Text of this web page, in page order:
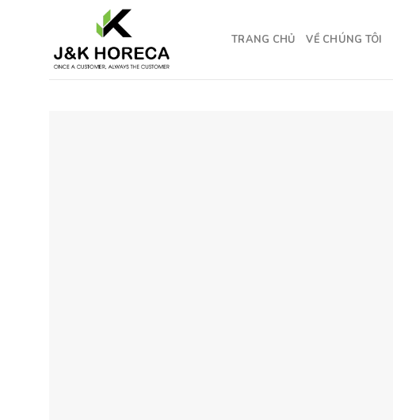
TRANG CHỦ VỀ CHÚNG TÔI